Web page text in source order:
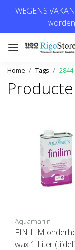
WEGENS
Home Tags 2844
Aquamarijn
FINILIM
wax 1 Liter